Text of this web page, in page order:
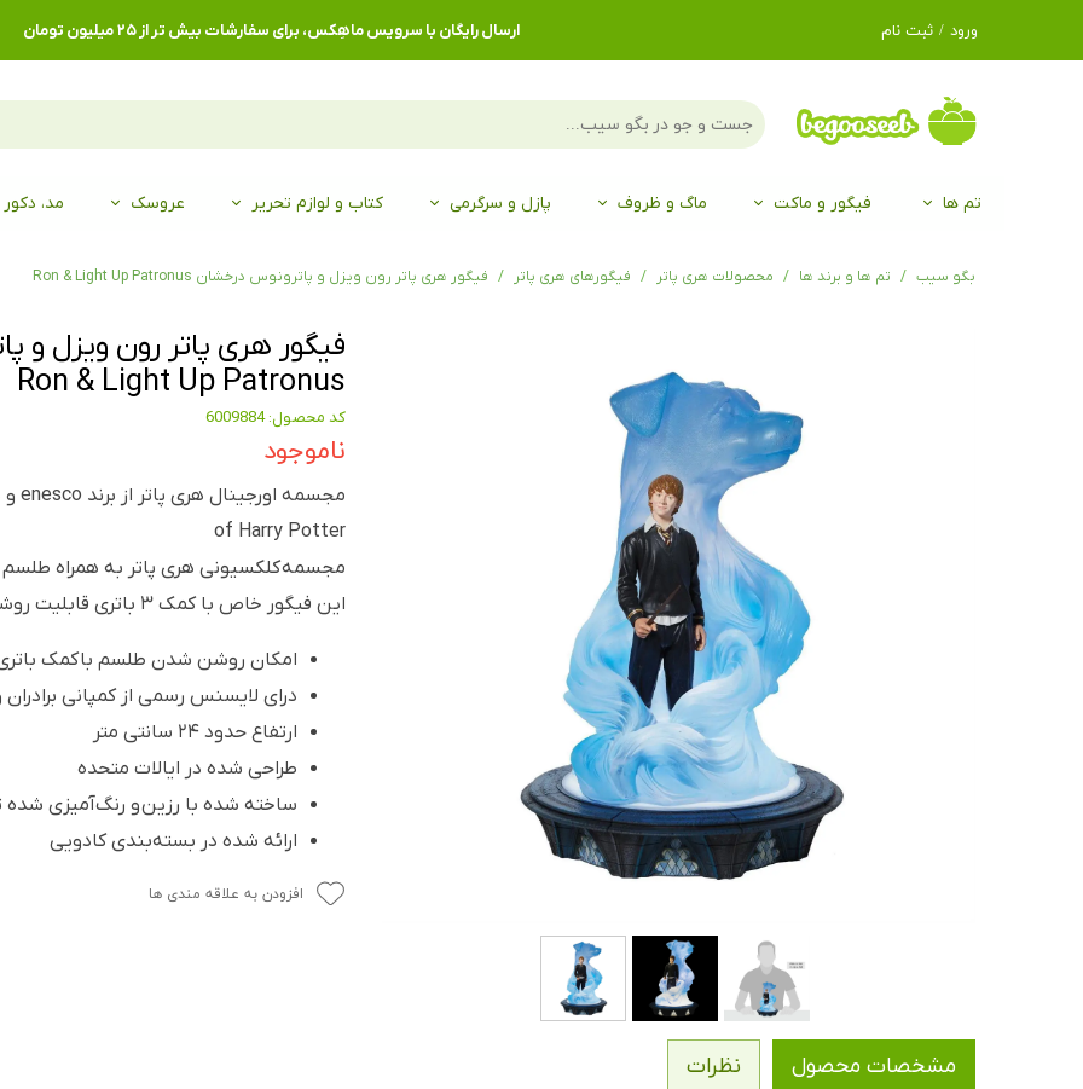
ورود / ثبت نام
حساب کاربری من
تغییر گذر واژه
خروج از حساب
ارسال رایگان با سرویس ماهِکس، برای سفارشات بیش تر از ۲۵ میلیون تومان
تم ها فیگور و ماکت ماگ و ظروف پازل و سرگرمی کتاب و لوازم تحریر عروسک مد،
بگو سیب تم ها و برند ها محصولات هری پاتر فیگورهای هری پاتر فیگور هری پاتر رون ویزل و پاترونوس درخشان Ron & Light Up Patronus
فیگور هری پاتر رون ویزل و
Ron & Light Up Patronus
کد محصول: 6009884
ناموجود
of Harry Potter
مجسمه کلکسیونی هری پاتر به همراه
این فیگور خاص با کمک ۳ باتری قابلیت روشن شدن داره.
امکان روشن شدن طلسم با کمک
درای لایسنس رسمی از کمپانی برادران
ارتفاع حدود ۲۴ سانتی متر
طراحی شده در ایالات متحده
ساخته شده با رزین و رنگ‌آمیزی
ارائه شده در بسته‌بندی کادویی
افزودن به علاقه مندی ها
مشخصات محصول نظرات